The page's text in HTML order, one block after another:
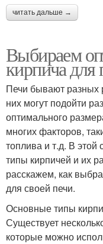
читать дальше →
Выбираем
кирпича для
Печи бывают разных
них могут подойти
оптимального
многих факторов,
топлива и т.д. В
типы кирпичей и их
расскажем, как
для своей печи.
Основные типы
Существует
которые можно